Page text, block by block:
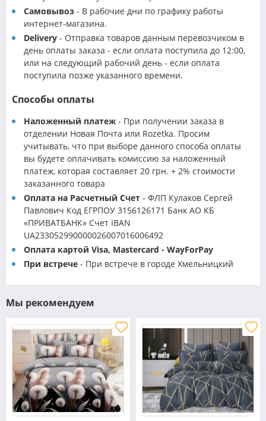
Самовывоз - В рабочие дни по графику работы
интернет-магазина.
Delivery - Отправка товаров данным перевозчиком в
день оплаты заказа - если оплата поступила до 12:00,
или на следующий рабочий день - если оплата
поступила позже указанного времени.
Способы оплаты
Наложенный платеж - При получении заказа в
отделении Новая Почта или Rozetka. Просим
учитывать, что при выборе данного способа оплаты
вы будете оплачивать комиссию за наложенный
платеж, которая составляет 20 грн. + 2% стоимости
заказанного товара
Оплата на Расчетный Счет - ФЛП Кулаков Сергей
Павлович Код ЕГРПОУ 3156126171 Банк АО КБ
«ПРИВАТБАНК» Счет IBAN
UA233052990000026007016006492
Оплата картой Visa, Mastercard - WayForPay
При встрече - При встрече в городе Хмельницкий
Мы рекомендуем